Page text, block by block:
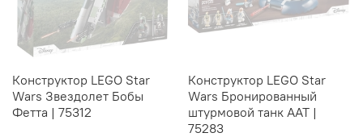
Конструктор LEGO Star
Wars Звездолет Бобы
Фетта | 75312
Конструктор LEGO Star
Wars Бронированный
штурмовой танк AAT |
75283